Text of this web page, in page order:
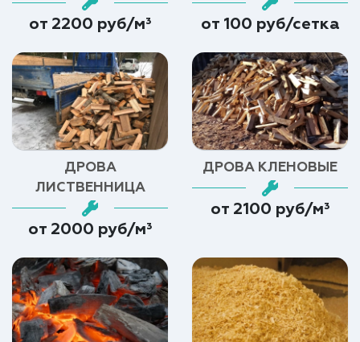
от 2200 руб/м³ от 100 руб/сетка
ДРОВА
ЛИСТВЕННИЦА
от 2000 руб/м³
ДРОВА КЛЕНОВЫЕ
от 2100 руб/м³